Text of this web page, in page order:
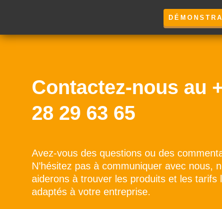
Contactez-nous au
28 29 63 65
Avez-vous des questions ou des
N’hésitez pas à communiquer avec nous,
aiderons à trouver les produits et les tarifs
adaptés à votre entreprise.